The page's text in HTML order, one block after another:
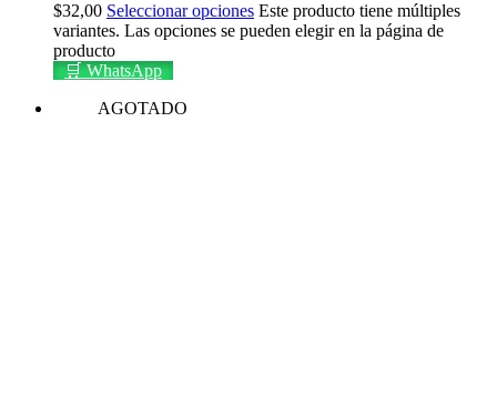
$32,00 Seleccionar opciones Este producto tiene múltiples
variantes. Las opciones se pueden elegir en la página de
producto
🛒 WhatsApp
AGOTADO